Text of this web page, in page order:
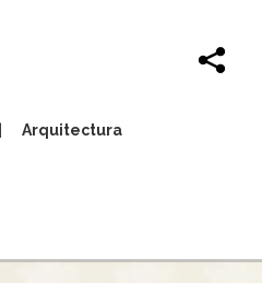
Arquitectura